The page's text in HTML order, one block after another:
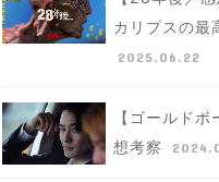
カリプスの最
2025.06.22
【ゴールド
想考察